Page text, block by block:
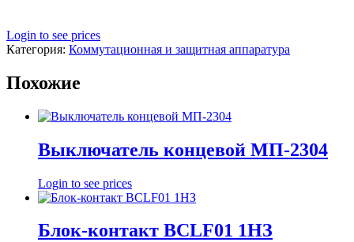
Login to see prices
Категория: Коммутационная и защитная аппаратура
Похожие
Выключатель концевой МП-2304
Login to see prices
Блок-контакт BCLF01 1HЗ